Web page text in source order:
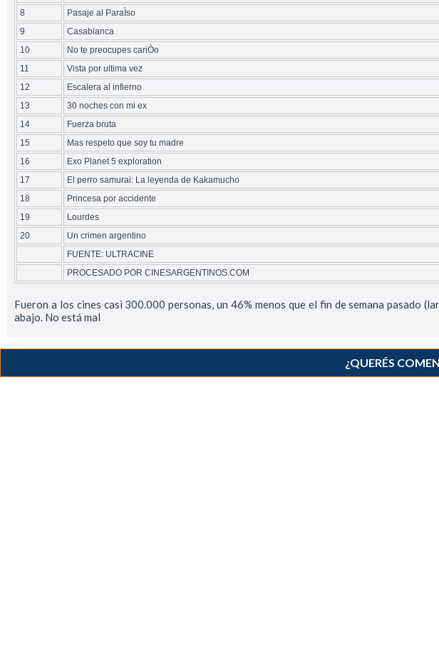
8
Pasaje al ParaÌso
9
Casablanca
10
No te preocupes cariÒo
11
Vista por ultima vez
12
Escalera al infierno
13
30 noches con mi ex
14
Fuerza bruta
15
Mas respeto que soy tu madre
16
Exo Planet 5 exploration
17
El perro samurai: La leyenda de Kakamucho
18
Princesa por accidente
19
Lourdes
20
Un crimen argentino
FUENTE: ULTRACINE
PROCESADO POR CINESARGENTINOS.COM
Fueron a los cines casi 300.000 personas, un 46% menos que el fin de semana pasado
abajo. No está mal
¿QUERÉS